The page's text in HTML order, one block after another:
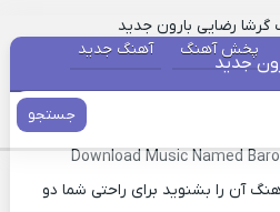
پخش آهنگ آهنگ جدید
جستجو
گرشا رضایی بارون جدید
جدید
بارون گرشا رضایی
Download Music Named
آن را بشنوید برای راحتی شما دو